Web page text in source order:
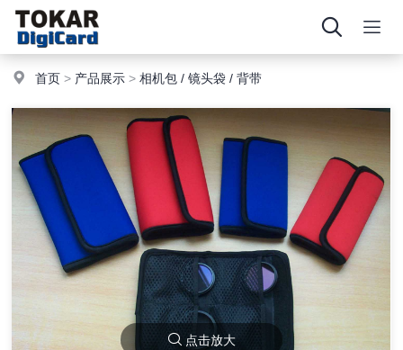
首页 > 产品展示 >相机包 / 镜头袋 / 背带
点击放大